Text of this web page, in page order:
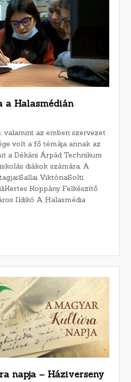
a Halasmédián
valamint az emberi szervezet
volt a fő témája annak az
a Dékáni Árpád Technikum
diákok számára. A
ViktóriaSolti
Koppány Felkészítő
Ildikó A Halasmédia
napja – Háziverseny